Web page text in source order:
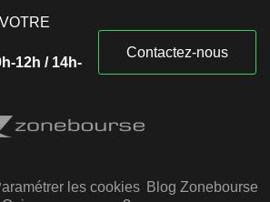
12h / 14h-
Contactez-nous
les cookies Blog Zonebourse